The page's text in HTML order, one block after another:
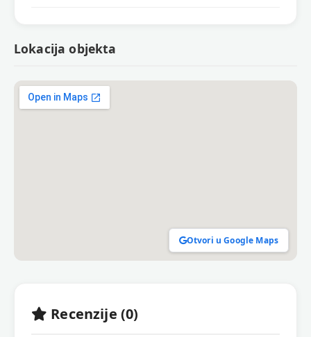
Lokacija objekta
Otvori u Google Maps
Recenzije (0)